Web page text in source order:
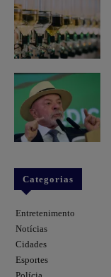
Categorias
Entretenimento
Notícias
Cidades
Esportes